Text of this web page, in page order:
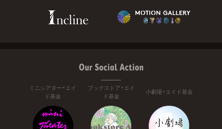
Our Social Action
ミニシアター・エイ
ド基金
ブックストア・エイ
ド基金
小劇場・エイド基金